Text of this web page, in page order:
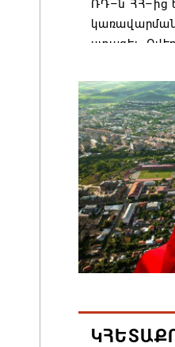
ՌԴ–ն ՀՀ–ից
ստացել.
առաջնորդը
արձագանքը
06.08.2026
06.08.2026